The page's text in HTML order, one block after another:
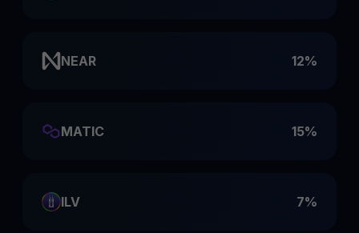
NEAR 12%
MATIC 15%
ILV 7%